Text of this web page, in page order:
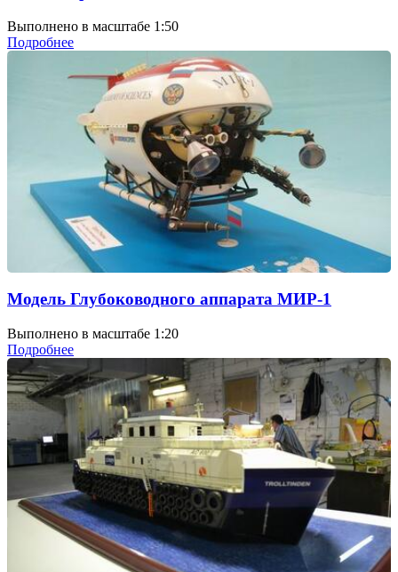
Выполнено в масштабе 1:50
Подробнее
Модель Глубоководного аппарата МИР-1
Выполнено в масштабе 1:20
Подробнее